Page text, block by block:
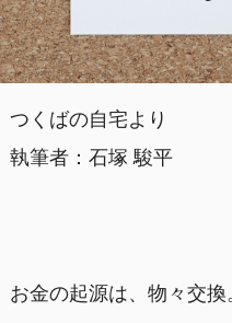
つくばの自宅より
執筆者：石塚 駿平
お金の起源は、物々交換